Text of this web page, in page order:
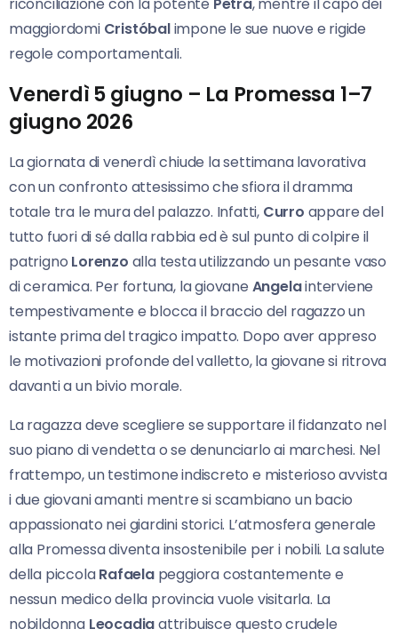
maggiordomi Cristóbalimpone le sue nuove e rigide
regole comportamentali.
Venerdì 5 giugno – La Promessa 1–7
giugno 2026
La giornata di venerdì chiude la settimana lavorativa
con un confronto attesissimo che sfiora il dramma
totale tra le mura del palazzo. Infatti, Curro appare del
tutto fuori di sé dalla rabbia ed è sul punto di colpire il
patrigno Lorenzo alla testa utilizzando un pesante vaso
di ceramica. Per fortuna, la giovane Angelainterviene
tempestivamente e blocca il braccio del ragazzo un
istante prima del tragico impatto. Dopo aver appreso
le motivazioni profonde del valletto, la giovane si ritrova
davanti a un bivio morale.
La ragazza deve scegliere se supportare il fidanzato nel
suo piano di vendetta o se denunciarlo ai marchesi. Nel
frattempo, un testimone indiscreto e misterioso avvista
i due giovani amanti mentre si scambiano un bacio
appassionato nei giardini storici. L’atmosfera generale
alla Promessa diventa insostenibile per i nobili. La salute
della piccolaRafaelapeggiora costantemente e
nessun medico della provincia vuole visitarla. La
nobildonna Leocadiaattribuisce questo crudele